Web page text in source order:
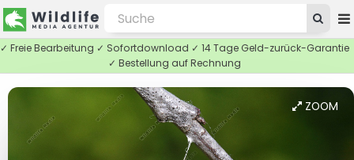
✓ Freie Bearbeitung ✓ Sofortdownload ✓ 14 Tage Geld-zurück-Garantie
✓ Bestellung auf Rechnung
ZOOM